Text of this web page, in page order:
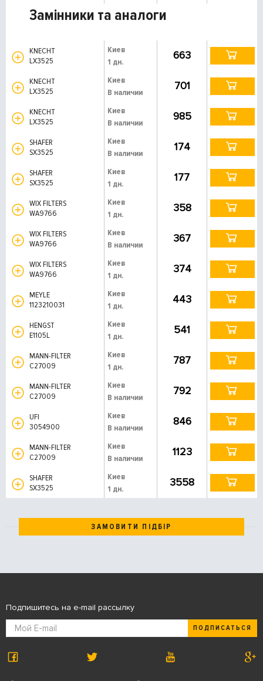
Замінники та аналоги
KNECHT
LX3525
Киев
1 дн.
663
KNECHT
LX3525
Киев
В наличии
701
KNECHT
LX3525
Киев
В наличии
985
SHAFER
SX3525
Киев
В наличии
174
SHAFER
SX3525
Киев
1 дн.
177
WIX FILTERS
WA9766
Киев
1 дн.
358
WIX FILTERS
WA9766
Киев
В наличии
367
WIX FILTERS
WA9766
Киев
1 дн.
374
MEYLE
1123210031
Киев
1 дн.
443
HENGST
E1105L
Киев
1 дн.
541
MANN-FILTER
C27009
Киев
1 дн.
787
MANN-FILTER
C27009
Киев
В наличии
792
UFI
3054900
Киев
В наличии
846
MANN-FILTER
C27009
Киев
В наличии
1123
SHAFER
SX3525
Киев
1 дн.
3558
ЗАМОВИТИ ПІДБІР
Подпишитесь на e-mail рассылку
ПОДПИСАТЬСЯ